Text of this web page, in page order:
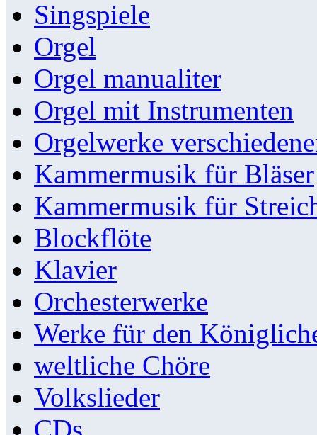
Singspiele
Orgel
Orgel manualiter
Orgel mit Instrumenten
Orgelwerke
Kammermusik für Bläser
Kammermusik für
Blockflöte
Klavier
Orchesterwerke
Werke für den
weltliche Chöre
Volkslieder